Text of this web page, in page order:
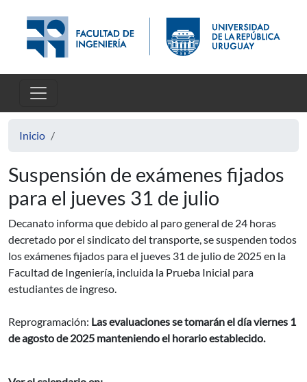
Inicio
Suspensión de exámenes fijados
para el jueves 31 de julio
Decanato informa que debido al paro general de 24 horas
decretado por el sindicato del transporte, se suspenden todos
los exámenes fijados para el jueves 31 de julio de 2025 en la
Facultad de Ingeniería, incluida la Prueba Inicial para
estudiantes de ingreso.
Reprogramación: Las evaluaciones se tomarán el día viernes 1
de agosto de 2025 manteniendo el horario establecido.